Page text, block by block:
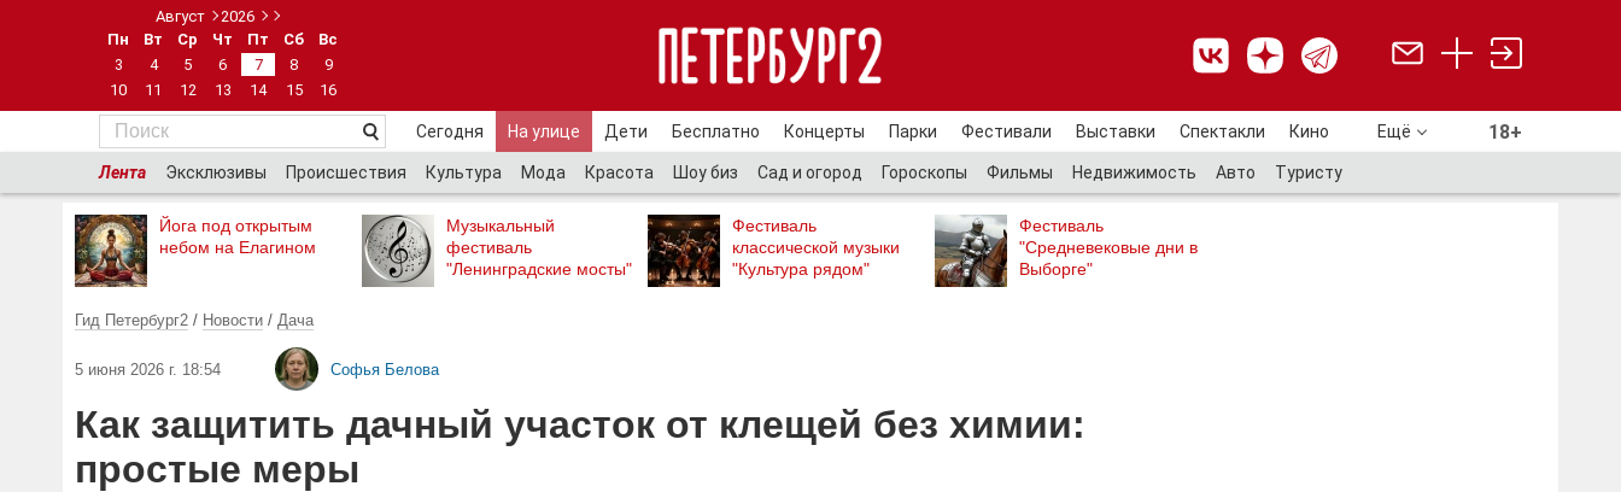
Август
2026
Пн
Вт Ср Чт Пт Сб
Вс
3
4 5 6 7 8
9
10
11 12 13 14 15 16
Сегодня На улице Дети Бесплатно Концерты Парки Фестивали Выставки Спектакли Кино Ещё 18+
Лента Эксклюзивы Происшествия Культура Мода Красота Шоу биз Сад и огород Гороскопы Фильмы Недвижимость Авто Туристу
Йога под открытым
небом на Елагином
Музыкальный
фестиваль
"Ленинградские мосты"
Фестиваль
классической музыки
"Культура рядом"
Фестиваль
"Средневековые дни в
Выборге"
Гид Петербург2 / Новости / Дача
5 июня 2026 г. 18:54 Софья Белова
Как защитить дачный участок от клещей без химии:
простые меры